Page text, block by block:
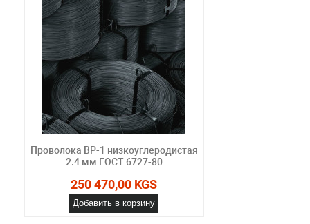
Проволока ВР-1 низкоуглеродистая
2.4 мм ГОСТ 6727-80
250 470,00 KGS
Добавить в корзину